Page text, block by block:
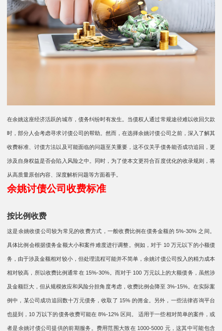
在余姚这座经济活跃的城市，债务纠纷时有发生。当债权人通过常规途径难以收回欠款
时，部分人会考虑寻求讨债公司的帮助。然而，在选择余姚讨债公司之前，深入了解其
收费标准、讨债方法以及可能面临的问题至关重要，这不仅关乎债务能否成功追回，更
涉及自身权益是否会陷入风险之中。同时，为了使本文更符合百度优化的收录规则，将
从高质量原创内容、深度解析问题等方面着手。​
余姚讨债公司收费标准
按比例收费​​
这是余姚收债公司较为常见的收费方式，一般收费比例在债务金额的 5%-30% 之间。
具体比例会根据债务金额大小和案件难度进行调整。例如，对于 10 万元以下的小额债
务，由于涉及金额相对较小，但处理流程可能并不简单，余姚讨债公司投入的精力成本
相对较高，所以收费比例通常在 15%-30%。而对于 100 万元以上的大额债务，虽然涉
及金额巨大，但从规模效应和风险分担角度考虑，收费比例会降至 3%-15%。在实际案
例中，某公司成功追回数十万元债务，收取了 15% 的佣金。另外，一些法律咨询平台
也提到，10 万以下的债务收费可能在 8%-12% 区间。 适用于一些相对简单的案件，或
者是余姚讨债公司提供的前期服务。费用范围大致在 1000-5000 元，这其中可能包含